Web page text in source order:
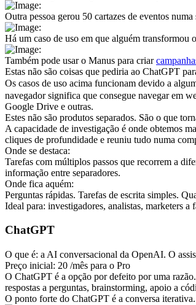
Outra pessoa gerou 50 cartazes de eventos numa
Há um caso de uso em que alguém transformou
Também pode usar o Manus para criar
Estas não são coisas que pediria ao ChatGPT
Os casos de uso acima funcionam devido a
navegador significa que consegue navegar em
Google Drive e outras.
Estes não são produtos separados. São o que
A capacidade de investigação é onde obtemos
cliques de profundidade e reuniu tudo numa
Onde se destaca:
Tarefas com múltiplos passos que recorrem a
informação entre separadores.
Onde fica aquém:
Perguntas rápidas. Tarefas de escrita simples.
Ideal para: investigadores, analistas, marketers
ChatGPT
O que é: a AI conversacional da OpenAI. O
Preço inicial: 20 /mês para o Pro
O ChatGPT é a opção por defeito por uma
respostas a perguntas, brainstorming, apoio a
O ponto forte do ChatGPT é a conversa